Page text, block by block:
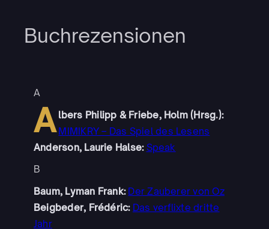
Buchrezensionen
A
A lbers Philipp & Friebe, Holm (Hrsg.):
MIMIKRY – Das Spiel des Lesens
Anderson, Laurie Halse: Speak
B
Baum, Lyman Frank: Der Zauberer von Oz
Beigbeder, Frédéric: Das verflixte dritte
Jahr